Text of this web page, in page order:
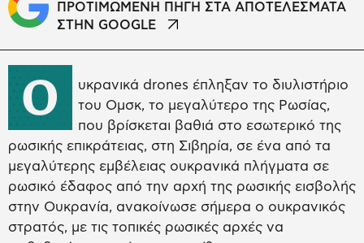
ΠΡΟΤΙΜΩΜΕΝΗ ΠΗΓΗ ΣΤΑ ΑΠΟΤΕΛΕΣΜΑΤΑ
ΣΤΗΝ GOOGLE
Ο
υκρανικά drones έπληξαν το διυλιστήριο
του Ομσκ, το μεγαλύτερο της Ρωσίας,
που βρίσκεται βαθιά στο εσωτερικό της
ρωσικής επικράτειας, στη Σιβηρία, σε ένα από τα
μεγαλύτερης εμβέλειας ουκρανικά πλήγματα σε
ρωσικό έδαφος από την αρχή της ρωσικής εισβολής
στην Ουκρανία, ανακοίνωσε σήμερα ο ουκρανικός
στρατός, με τις τοπικές ρωσικές αρχές να